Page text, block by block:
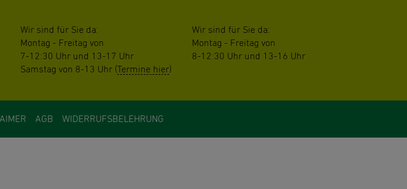
Wir sind für Sie da:
Montag - Freitag von
7-12:30 Uhr und 13-17 Uhr
Samstag von 8-13 Uhr (Termine hier)
Wir sind für Sie da:
Montag - Freitag von
8-12:30 Uhr und 13-16 Uhr
AGB WIDERRUFSBELEHRUNG